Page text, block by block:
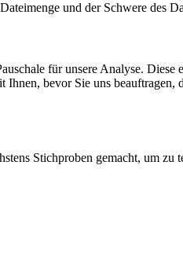
und der Schwere des
für unsere Analyse.
bevor Sie uns
Stichproben gemacht, um